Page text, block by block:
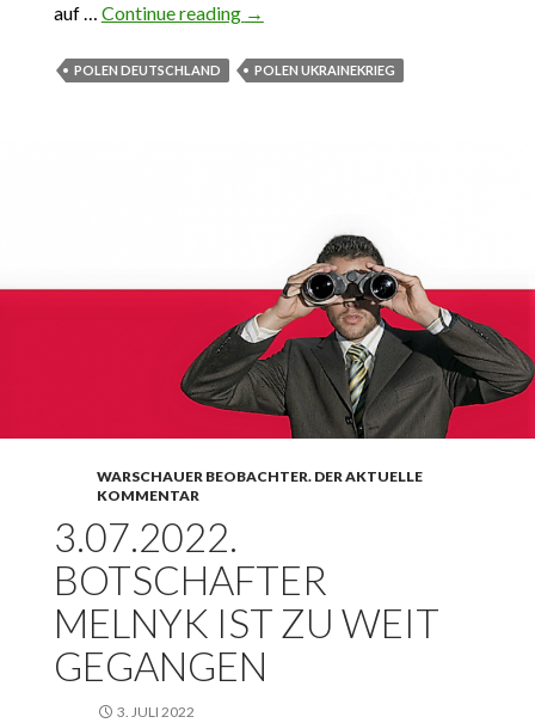
auf … Continue reading 18.01.2023. Leo bleibt nicht in Lodz
→
POLEN DEUTSCHLAND POLEN UKRAINEKRIEG
WARSCHAUER BEOBACHTER. DER AKTUELLE
KOMMENTAR
3.07.2022.
BOTSCHAFTER
MELNYK IST ZU WEIT
GEGANGEN
3. JULI 2022